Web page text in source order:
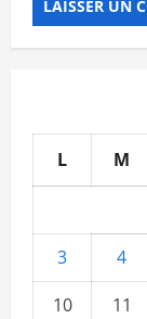
L M
3
4
10
11